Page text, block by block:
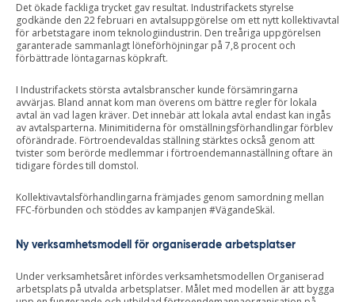
Det ökade fackliga trycket gav resultat. Industrifackets styrelse
godkände den 22 februari en avtalsuppgörelse om ett nytt kollektivavtal
för arbetstagare inom teknologiindustrin. Den treåriga uppgörelsen
garanterade sammanlagt löneförhöjningar på 7,8 procent och
förbättrade löntagarnas köpkraft.
I Industrifackets största avtalsbranscher kunde försämringarna
avvärjas. Bland annat kom man överens om bättre regler för lokala
avtal än vad lagen kräver. Det innebär att lokala avtal endast kan ingås
av avtalsparterna. Minimitiderna för omställningsförhandlingar förblev
oförändrade. Förtroendevaldas ställning stärktes också genom att
tvister som berörde medlemmar i förtroendemannaställning oftare än
tidigare fördes till domstol.
Kollektivavtalsförhandlingarna främjades genom samordning mellan
FFC-förbunden och stöddes av kampanjen #VägandeSkäl.
Ny verksamhetsmodell för organiserade arbetsplatser
Under verksamhetsåret infördes verksamhetsmodellen Organiserad
arbetsplats på utvalda arbetsplatser. Målet med modellen är att bygga